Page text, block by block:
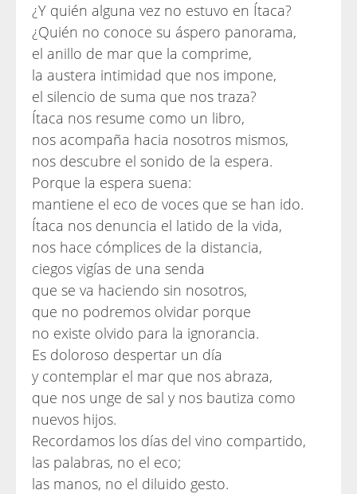
¿Y quién alguna vez no estuvo en Ítaca?
¿Quién no conoce su áspero panorama,
el anillo de mar que la comprime,
la austera intimidad que nos impone,
el silencio de suma que nos traza?
Ítaca nos resume como un libro,
nos acompaña hacia nosotros mismos,
nos descubre el sonido de la espera.
Porque la espera suena:
mantiene el eco de voces que se han ido.
Ítaca nos denuncia el latido de la vida,
nos hace cómplices de la distancia,
ciegos vigías de una senda
que se va haciendo sin nosotros,
que no podremos olvidar porque
no existe olvido para la ignorancia.
Es doloroso despertar un día
y contemplar el mar que nos abraza,
que nos unge de sal y nos bautiza como
nuevos hijos.
Recordamos los días del vino compartido,
las palabras, no el eco;
las manos, no el diluido gesto.